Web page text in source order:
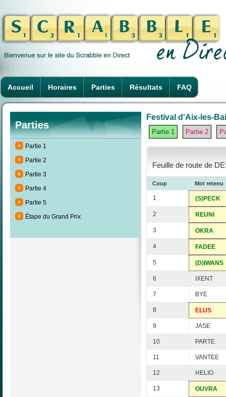
Accueil Horaires Parties Résultats FAQ
Parties
Partie 1
Partie 2
Partie 3
Partie 4
Partie 5
Étape du Grand Prix
Festival d'Aix-les-
Partie 1 Partie 2
Feuille de route de
Coup Mot retenu
1 (S)PECK
2 REUNI
3 OKRA
4 FADEE
5 (D)IWANS
6 IXENT
7 BYE
8 ELUS
9 JASE
10 PARTE
11 VANTEE
12 HELIO
13 OUVRA